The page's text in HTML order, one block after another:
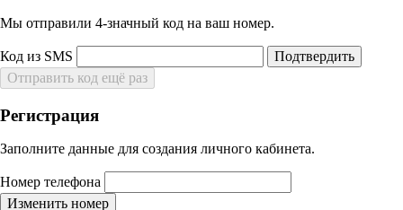
Мы отправили 4‑значный код на ваш номер.
Код из SMS
Подтвердить
Отправить код ещё раз
Регистрация
Заполните данные для создания личного кабинета.
Номер телефона
Изменить номер